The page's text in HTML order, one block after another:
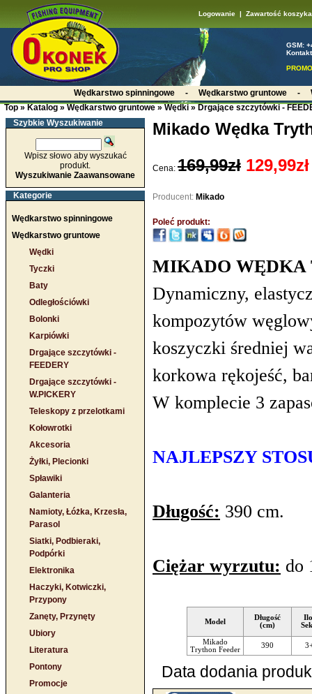
Logowanie| Zawartość koszyka
GSM:
Wędkarstwo spinningowe - Wędkarstwo gruntowe -
Top » Katalog » Wędkarstwo gruntowe » Wędki » Drgające szczytówki -
Szybkie Wyszukiwanie
Wpisz słowo aby wyszukać
produkt.
Wyszukiwanie Zaawansowane
Kategorie
Wędkarstwo spinningowe
Wędkarstwo gruntowe
Wędki
Tyczki
Baty
Odległościówki
Bolonki
Karpiówki
Drgające szczytówki -
FEEDERY
Drgające szczytówki -
W.PICKERY
Teleskopy z przelotkami
Kołowrotki
Akcesoria
Żyłki, Plecionki
Spławiki
Galanteria
Namioty, Łóżka, Krzesła,
Parasol
Siatki, Podbieraki,
Podpórki
Elektronika
Haczyki, Kotwiczki,
Przypony
Zanęty, Przynęty
Ubiory
Literatura
Pontony
Promocje
Mikado Wędka
Cena: 169,99zł 129,99zł
Producent: Mikado
Poleć produkt:
MIKADO WĘDKA
Dynamiczny,
kompozytów
koszyczki średniej
korkowa rękojeść,
W komplecie 3
NAJLEPSZY
Długość: 390 cm.
Ciężar wyrzutu: do
Model
Długość
(cm)
Mikado
Trython Feeder
390
Data dodania